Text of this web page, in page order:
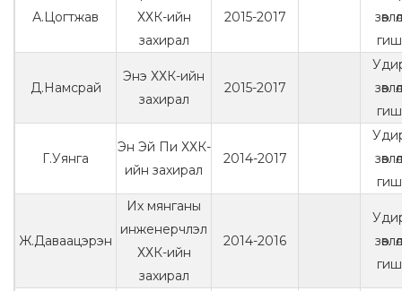
А.Цогтжав
ХХК-ийн
захирал
2015-2017
Д.Намсрай
Энэ ХХК-ийн
захирал
2015-2017
Г.Уянга
Эн Эй Пи ХХК-
ийн захирал
2014-2017
Ж.Даваацэрэн
Их мянганы
инженерчлэл
ХХК-ийн
захирал
2014-2016